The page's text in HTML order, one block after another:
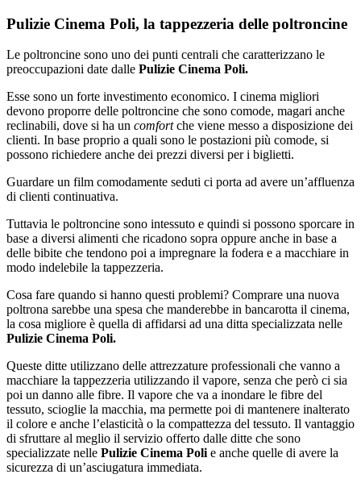
Pulizie Cinema Poli, la tappezzeria delle poltroncine
Le poltroncine sono uno dei punti centrali che caratterizzano le
preoccupazioni date dalle Pulizie Cinema Poli.
Esse sono un forte investimento economico. I cinema migliori
devono proporre delle poltroncine che sono comode, magari anche
reclinabili, dove si ha un comfortche viene messo a disposizione dei
clienti. In base proprio a quali sono le postazioni più comode, si
possono richiedere anche dei prezzi diversi per i biglietti.
Guardare un film comodamente seduti ci porta ad avere un’affluenza
di clienti continuativa.
Tuttavia le poltroncine sono intessuto e quindi si possono sporcare in
base a diversi alimenti che ricadono sopra oppure anche in base a
delle bibite che tendono poi a impregnare la fodera e a macchiare in
modo indelebile la tappezzeria.
Cosa fare quando si hanno questi problemi? Comprare una nuova
poltrona sarebbe una spesa che manderebbe in bancarotta il cinema,
la cosa migliore è quella di affidarsi ad una ditta specializzata nelle
Pulizie Cinema Poli.
Queste ditte utilizzano delle attrezzature professionali che vanno a
macchiare la tappezzeria utilizzando il vapore, senza che però ci sia
poi un danno alle fibre. Il vapore che va a inondare le fibre del
tessuto, scioglie la macchia, ma permette poi di mantenere inalterato
il colore e anche l’elasticità o la compattezza del tessuto. Il vantaggio
di sfruttare al meglio il servizio offerto dalle ditte che sono
specializzate nelle Pulizie Cinema Poli e anche quelle di avere la
sicurezza di un’asciugatura immediata.